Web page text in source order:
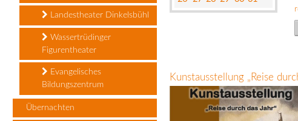
Landestheater Dinkelsbühl
Wassertrüdinger
Figurentheater
Evangelisches
Bildungszentrum
Übernachten
Kunstausstellung „Reise